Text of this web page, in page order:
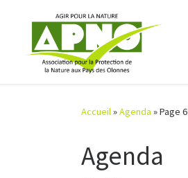
Passer au contenu
Accueil»Agenda »Page 6
Agenda